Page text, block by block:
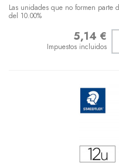
Las unidades que no formen
del 10.00%
5,14 €
Impuestos incluidos